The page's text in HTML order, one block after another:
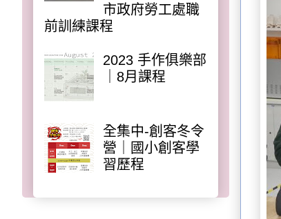
市政府勞工處職
前訓練課程
2023 手作俱樂部
｜8月課程
全集中-創客冬令
營｜國小創客學
習歷程